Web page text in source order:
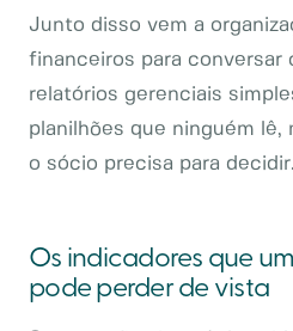
Junto disso vem a
financeiros para conversar
relatórios gerenciais
planilhões que ninguém lê,
o sócio precisa para decidir.
Os indicadores que
pode perder de vista